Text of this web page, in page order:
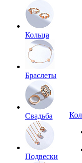
Кольца
Браслеты
Свадьба
Подвески